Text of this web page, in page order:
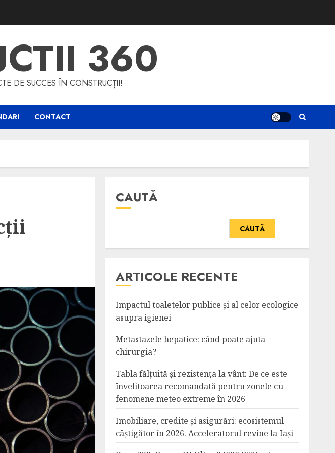
360
DE SUCCES ÎN CONSTRUCȚII!
CONTACT
CAUTĂ
CAUTĂ
ARTICOLE RECENTE
Impactul toaletelor publice și al celor ecologice
asupra igienei
Metastazele hepatice: când poate ajuta
chirurgia?
Tabla fălțuită și rezistența la vânt: De ce este
învelitoarea recomandată pentru zonele cu
fenomene meteo extreme în 2026
Imobiliare, credite și asigurări: ecosistemul
câștigător în 2026. Acceleratorul revine la Iași